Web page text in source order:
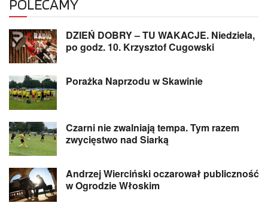
POLECAMY
DZIEŃ DOBRY – TU WAKACJE. Niedziela,
po godz. 10. Krzysztof Cugowski
Porażka Naprzodu w Skawinie
Czarni nie zwalniają tempa. Tym razem
zwycięstwo nad Siarką
Andrzej Wierciński oczarował publiczność
w Ogrodzie Włoskim